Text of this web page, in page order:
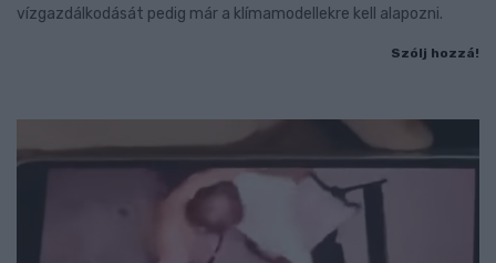
vízgazdálkodását pedig már a klímamodellekre kell alapozni.
Szólj hozzá!